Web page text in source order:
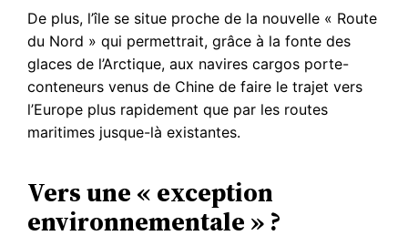
De plus, l’île se situe proche de la nouvelle « Route
du Nord » qui permettrait, grâce à la fonte des
glaces de l’Arctique, aux navires cargos porte-
conteneurs venus de Chine de faire le trajet vers
l’Europe plus rapidement que par les routes
maritimes jusque-là existantes.
Vers une « exception
environnementale » ?